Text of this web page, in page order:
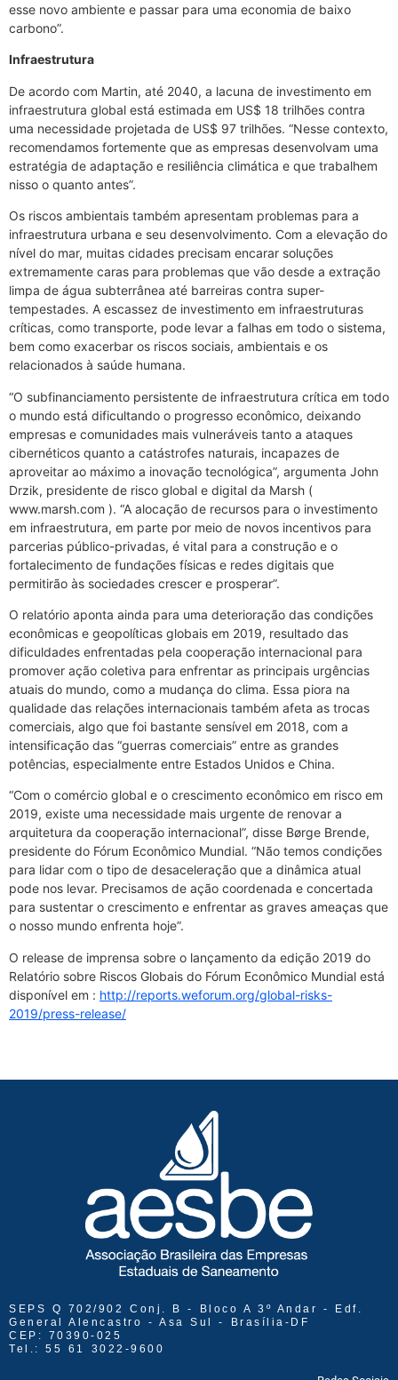
esse novo ambiente e passar para uma economia de baixo
carbono”.
Infraestrutura
De acordo com Martin, até 2040, a lacuna de investimento em
infraestrutura global está estimada em US$ 18 trilhões contra
uma necessidade projetada de US$ 97 trilhões. “Nesse contexto,
recomendamos fortemente que as empresas desenvolvam uma
estratégia de adaptação e resiliência climática e que trabalhem
nisso o quanto antes”.
Os riscos ambientais também apresentam problemas para a
infraestrutura urbana e seu desenvolvimento. Com a elevação do
nível do mar, muitas cidades precisam encarar soluções
extremamente caras para problemas que vão desde a extração
limpa de água subterrânea até barreiras contra super-
tempestades. A escassez de investimento em infraestruturas
críticas, como transporte, pode levar a falhas em todo o sistema,
bem como exacerbar os riscos sociais, ambientais e os
relacionados à saúde humana.
“O subfinanciamento persistente de infraestrutura crítica em todo
o mundo está dificultando o progresso econômico, deixando
empresas e comunidades mais vulneráveis tanto a ataques
cibernéticos quanto a catástrofes naturais, incapazes de
aproveitar ao máximo a inovação tecnológica”, argumenta John
Drzik, presidente de risco global e digital da Marsh (
www.marsh.com ). “A alocação de recursos para o investimento
em infraestrutura, em parte por meio de novos incentivos para
parcerias público-privadas, é vital para a construção e o
fortalecimento de fundações físicas e redes digitais que
permitirão às sociedades crescer e prosperar”.
O relatório aponta ainda para uma deterioração das condições
econômicas e geopolíticas globais em 2019, resultado das
dificuldades enfrentadas pela cooperação internacional para
promover ação coletiva para enfrentar as principais urgências
atuais do mundo, como a mudança do clima. Essa piora na
qualidade das relações internacionais também afeta as trocas
comerciais, algo que foi bastante sensível em 2018, com a
intensificação das “guerras comerciais” entre as grandes
potências, especialmente entre Estados Unidos e China.
“Com o comércio global e o crescimento econômico em risco em
2019, existe uma necessidade mais urgente de renovar a
arquitetura da cooperação internacional”, disse Børge Brende,
presidente do Fórum Econômico Mundial. “Não temos condições
para lidar com o tipo de desaceleração que a dinâmica atual
pode nos levar. Precisamos de ação coordenada e concertada
para sustentar o crescimento e enfrentar as graves ameaças que
o nosso mundo enfrenta hoje”.
O release de imprensa sobre o lançamento da edição 2019 do
Relatório sobre Riscos Globais do Fórum Econômico Mundial está
disponível em : http://reports.weforum.org/global-risks-
2019/press-release/
SEPS Q 702/902 Conj. B - Bloco A 3º Andar - Edf.
General Alencastro - Asa Sul - Brasília-DF
CEP: 70390-025
Tel.: 55 61 3022-9600